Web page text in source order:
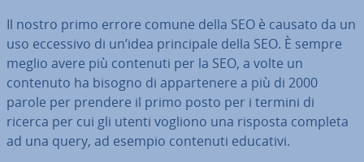
Il nostro primo errore comune della SEO è causato da un
uso eccessivo di un’idea prin­ci­pa­le della SEO. È sempre
meglio avere più contenuti per la SEO, a volte un
contenuto ha bisogno di ap­par­te­ne­re a più di 2000
parole per prendere il primo posto per i termini di
ricerca per cui gli utenti vogliono una risposta completa
ad una query, ad esempio contenuti educativi.